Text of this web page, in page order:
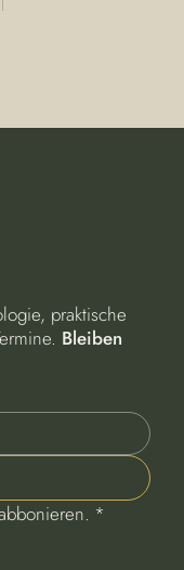
praktische
Bleiben
*